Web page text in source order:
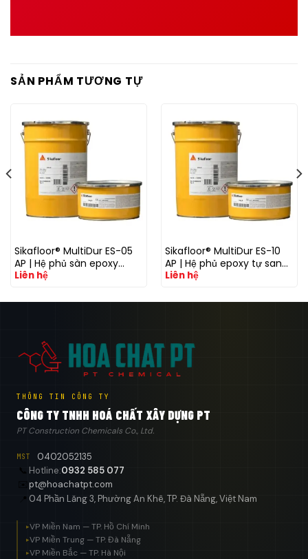
SẢN PHẨM TƯƠNG TỰ
Sikafloor® MultiDur ES-05
AP | Hệ phủ sàn epoxy
chống tĩnh điện cho nhà
sạch
Liên hệ
Sikafloor® MultiDur ES-10
AP | Hệ phủ epoxy tự san
phẳng chống tĩnh điện cho
Liên hệ
THÔNG TIN CÔNG TY
CÔNG TY TNHH HOÁ CHẤT XÂY DỰNG PT
PT Construction Chemicals Co., Ltd.
MST
0402052135
📞 Hotline:0932 585 077
pt@hoachatpt.com
📍 04 Phần Lăng 3, Phường An Khê, TP. Đà Nẵng, Việt Nam
▸VP Miền Nam — TP. Hồ Chí Minh
▸VP Miền Trung — TP. Đà Nẵng
▸VP Miền Bắc — TP. Hà Nội